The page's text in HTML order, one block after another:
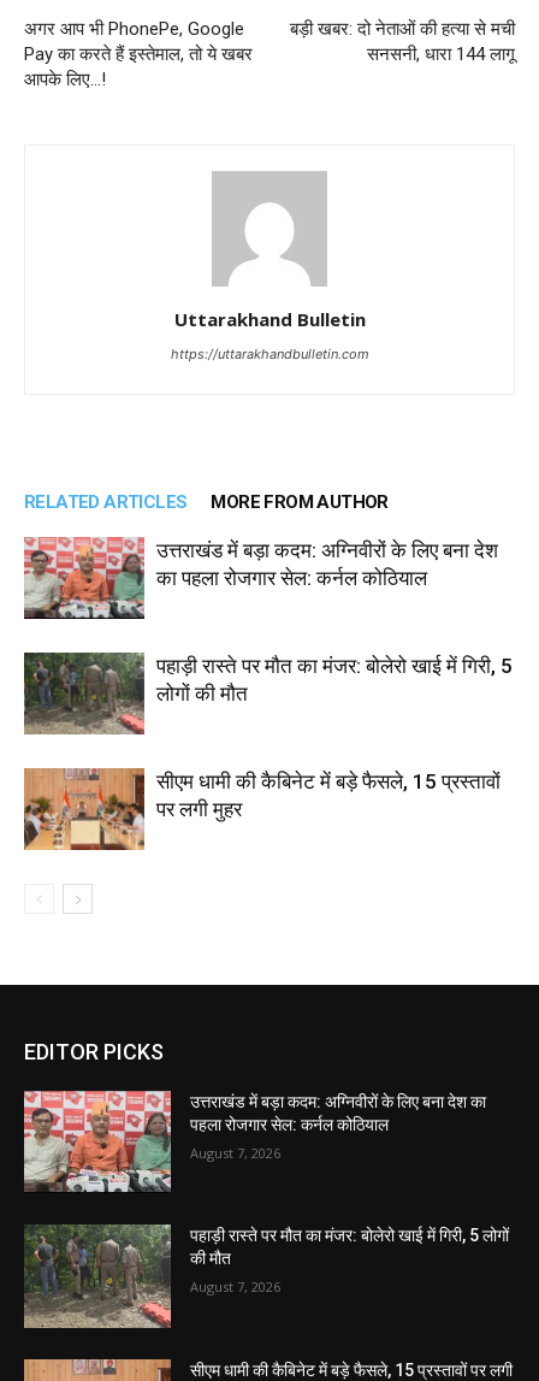
अगर आप भी PhonePe, Google
Pay का करते हैं इस्तेमाल, तो ये खबर
आपके लिए…!
बड़ी खबर: दो नेताओं की हत्या से मची
सनसनी, धारा 144 लागू
Uttarakhand Bulletin
https://uttarakhandbulletin.com
RELATED ARTICLES MORE FROM AUTHOR
उत्तराखंड में बड़ा कदम: अग्निवीरों के लिए बना देश
का पहला रोजगार सेल: कर्नल कोठियाल
पहाड़ी रास्ते पर मौत का मंजर: बोलेरो खाई में गिरी, 5
लोगों की मौत
सीएम धामी की कैबिनेट में बड़े फैसले, 15 प्रस्तावों
पर लगी मुहर
EDITOR PICKS
उत्तराखंड में बड़ा कदम: अग्निवीरों के लिए बना देश का
पहला रोजगार सेल: कर्नल कोठियाल
August 7, 2026
पहाड़ी रास्ते पर मौत का मंजर: बोलेरो खाई में गिरी, 5 लोगों
की मौत
August 7, 2026
सीएम धामी की कैबिनेट में बड़े फैसले, 15 प्रस्तावों पर लगी